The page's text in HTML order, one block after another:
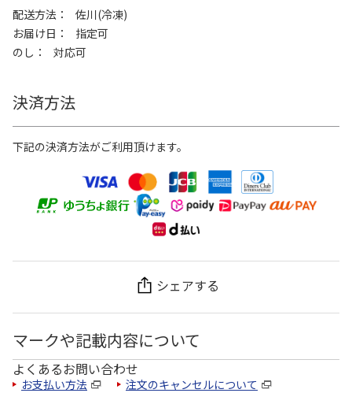
配送方法
佐川(冷凍)
お届け日
指定可
のし
対応可
決済方法
下記の決済方法がご利用頂けます。
シェアする
マークや記載内容について
よくあるお問い合わせ
お支払い方法 注文のキャンセルについて